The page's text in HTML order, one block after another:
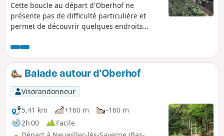
Cette boucle au départ d'Oberhof ne
présente pas de difficulté particulière et
permet de découvrir quelques endroits
Grauthal ou le Schiertorfelsen
Balade autour d'Oberhof
Visorandonneur
5,41 km
+160 m
-160 m
2h 00
Facile